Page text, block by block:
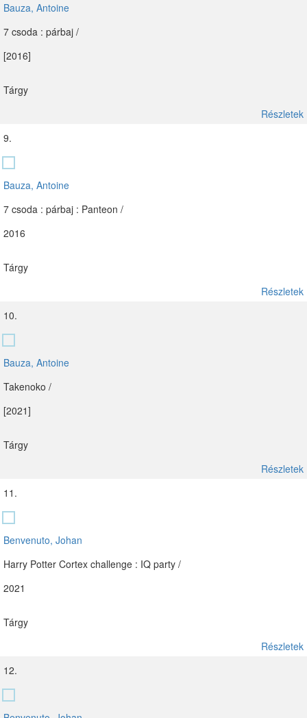
Bauza, Antoine
7 csoda : párbaj /
[2016]
Tárgy
Részletek
9.
Bauza, Antoine
7 csoda : párbaj : Panteon /
2016
Tárgy
Részletek
10.
Bauza, Antoine
Takenoko /
[2021]
Tárgy
Részletek
11.
Benvenuto, Johan
Harry Potter Cortex challenge : IQ party /
2021
Tárgy
Részletek
12.